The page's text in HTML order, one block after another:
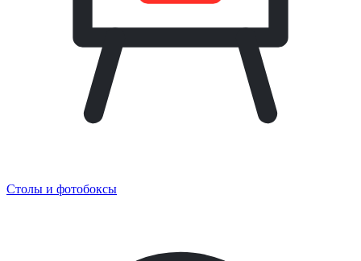
Столы и фотобоксы